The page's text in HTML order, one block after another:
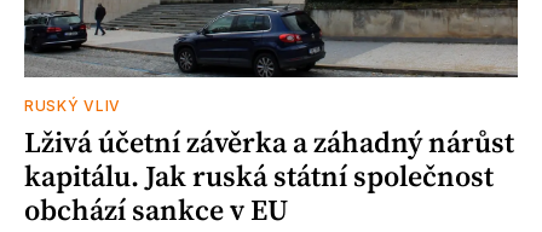
RUSKÝ VLIV
Lživá účetní závěrka a záhadný nárůst
kapitálu. Jak ruská státní společnost
obchází sankce v EU